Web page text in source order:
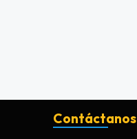
Contáctanos